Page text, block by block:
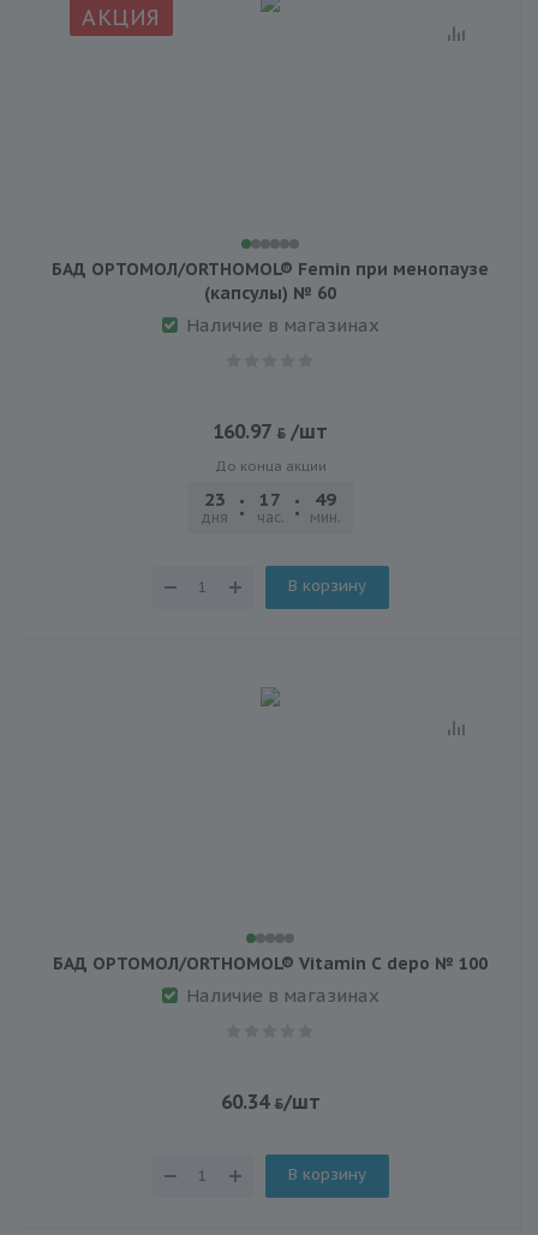
АКЦИЯ
БАД ОРТОМОЛ/ORTHOMOL® Femin при менопаузе
(капсулы) № 60
Наличие в магазинах
160.97 /шт
До конца акции
23
дня
17
час.
49
мин.
В корзину
БАД ОРТОМОЛ/ORTHOMOL® Vitamin C depo № 100
Наличие в магазинах
60.34 /шт
В корзину